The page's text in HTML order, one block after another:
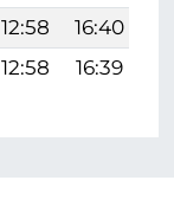
12:58 16:40
12:58 16:39